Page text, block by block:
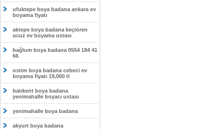
ufuktepe boya badana ankara ev
boyama fiyatı
aktepe boya badana keçiören
ucuz ev boyama ustası
bağlum boya badana 0554 184 41
66
ostim boya badana cebeci ev
boyama fiyatı 19,000 tl
batıkent boya badana
yenimahalle boyacı ustası
yenimahalle boya badana
akyurt boya badana